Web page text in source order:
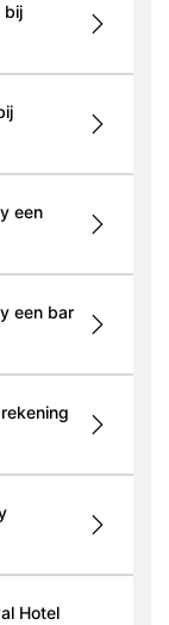
bij
een
een bar
Hotel